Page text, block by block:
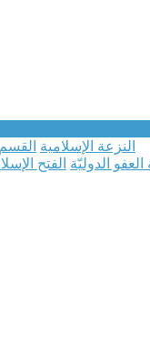
النزعة الإسلامية القسم
الدوليّة الفتح